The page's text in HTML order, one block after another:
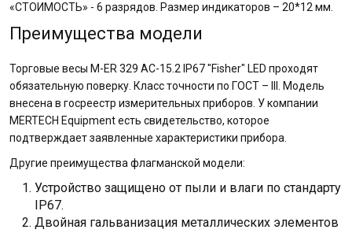
«СТОИМОСТЬ» - 6 разрядов. Размер индикаторов – 20*12 мм.
Преимущества модели
Торговые весы M-ER 329 AC-15.2 IP67 "Fisher" LED проходят
обязательную поверку. Класс точности по ГОСТ – III. Модель
внесена в госреестр измерительных приборов. У компании
MERTECH Equipment есть свидетельство, которое
подтверждает заявленные характеристики прибора.
Другие преимущества флагманской модели:
Устройство защищено от пыли и влаги по стандарту
IP67.
Двойная гальванизация металлических элементов